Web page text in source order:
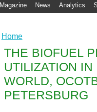
Magazine News Analytics
Home
THE BIOFUEL
UTILIZATION
WORLD,
PETERSBURG